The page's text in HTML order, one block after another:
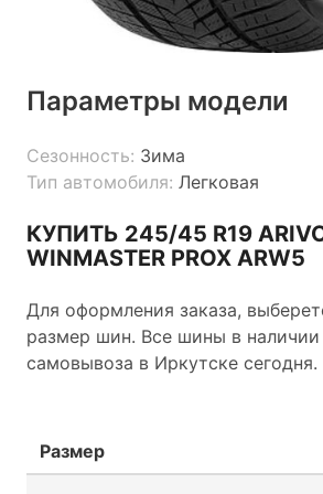
Параметры модели
Сезонность: Зима
Тип автомобиля: Легковая
КУПИТЬ 245/45 R19
WINMASTER PROX ARW5
Для оформления заказа,
размер шин. Все шины в наличии
самовывоза в Иркутске сегодня.
Размер